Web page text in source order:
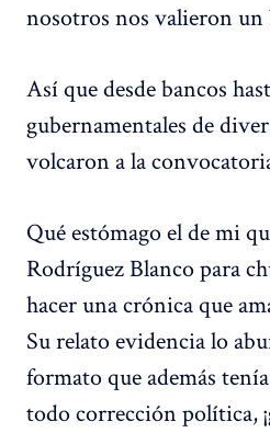
nosotros nos valieron un
Así que desde bancos
gubernamentales de
volcaron a la
Qué estómago el de mi
Rodríguez Blanco para
hacer una crónica que
Su relato evidencia lo
formato que además
todo corrección política,